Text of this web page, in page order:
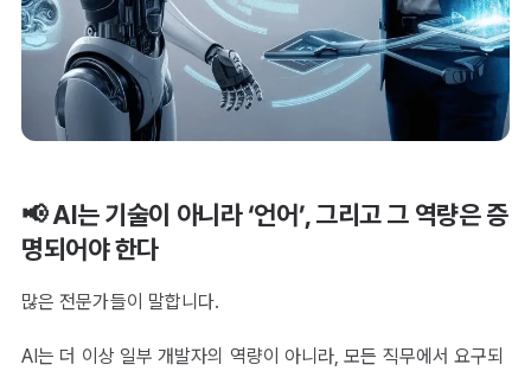
📢 AI는 기술이 아니라 ‘언어’, 그리고 그 역량은 증
명되어야 한다
많은 전문가들이 말합니다.
AI는 더 이상 일부 개발자의 역량이 아니라, 모든 직무에서 요구되